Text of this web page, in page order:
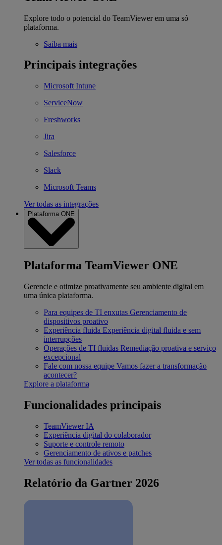
Explore todo o potencial do TeamViewer em uma só
plataforma.
Saiba mais
Principais integrações
Microsoft Intune
ServiceNow
Freshworks
Jira
Salesforce
Slack
Microsoft Teams
Ver todas as integrações
Plataforma ONE
Plataforma TeamViewer ONE
Gerencie e otimize proativamente seu ambiente digital em
uma única plataforma.
Para equipes de TI enxutas Gerenciamento de
dispositivos proativo
Experiência fluida Experiência digital fluida e sem
interrupções
Operações de TI fluidas Remediação proativa e serviço
excepcional
Fale com nossa equipe Vamos fazer a transformação
acontecer?
Explore a plataforma
Funcionalidades principais
TeamViewer IA
Experiência digital do colaborador
Suporte e controle remoto
Gerenciamento de ativos e patches
Ver todas as funcionalidades
Relatório da Gartner 2026